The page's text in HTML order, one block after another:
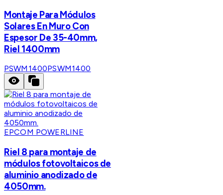
Montaje Para Módulos
Solares En Muro Con
Espesor De 35-40mm,
Riel 1400mm
PSWM1400PSWM1400
EPCOM POWERLINE
Riel 8 para montaje de
módulos fotovoltaicos de
aluminio anodizado de
4050mm.